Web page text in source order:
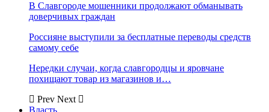
В Славгороде мошенники продолжают обманывать
доверчивых граждан
Россияне выступили за бесплатные переводы средств
самому себе
Нередки случаи, когда славгородцы и яровчане
похищают товар из магазинов и…
Prev Next
Власть